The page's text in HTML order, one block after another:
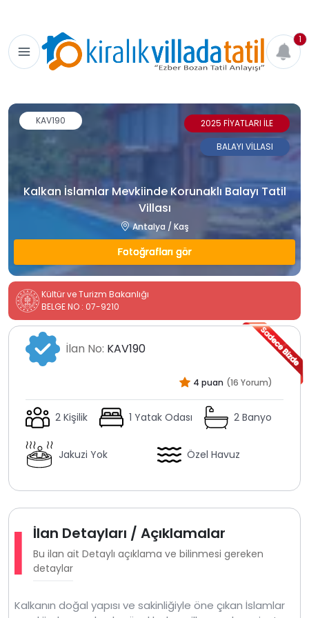
1
Kalkan İslamlar Mevkiinde Korunaklı Balayı Tatil
Villası
Antalya / Kaş
Fotoğrafları gör
KAV190
2025 FİYATLARI İLE
BALAYI VİLLASI
Kültür ve Turizm Bakanlığı
BELGE NO : 07-9210
İlan No: KAV190
4 puan (16 Yorum)
2 Kişilik 1 Yatak Odası 2 Banyo
Jakuzi Yok Özel Havuz
İlan Detayları / Açıklamalar
Bu ilan ait Detaylı açıklama ve bilinmesi gereken
detaylar
Kalkanın doğal yapısı ve sakinliğiyle öne çıkan İslamlar